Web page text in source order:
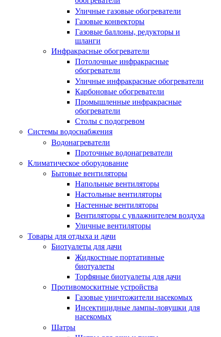
Уличные газовые обогреватели
Газовые конвекторы
Газовые баллоны, редукторы и
шланги
Инфракрасные обогреватели
Потолочные инфракрасные
обогреватели
Уличные инфракрасные обогреватели
Карбоновые обогреватели
Промышленные инфракрасные
обогреватели
Столы с подогревом
Системы водоснабжения
Водонагреватели
Проточные водонагреватели
Климатическое оборудование
Бытовые вентиляторы
Напольные вентиляторы
Настольные вентиляторы
Настенные вентиляторы
Вентиляторы с увлажнителем воздуха
Уличные вентиляторы
Товары для отдыха и дачи
Биотуалеты для дачи
Жидкостные портативные
биотуалеты
Торфяные биотуалеты для дачи
Противомоскитные устройства
Газовые уничтожители насекомых
Инсектицидные лампы-ловушки для
насекомых
Шатры